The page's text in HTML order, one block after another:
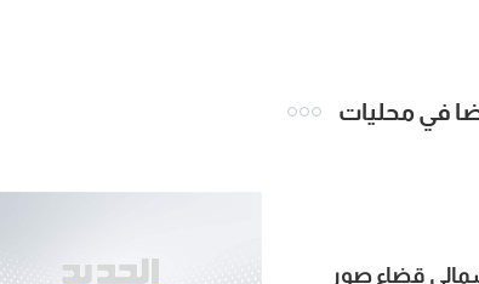
في محليات
قضاء صور